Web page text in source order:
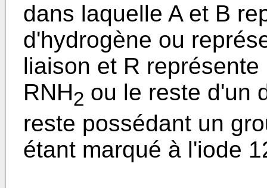
dans laquelle A et B
d'hydrogène ou
liaison et R
RNH2 ou le reste d'un
reste possédant un
étant marqué à l'iode